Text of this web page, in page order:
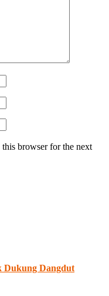
browser for the next
Dukung Dangdut